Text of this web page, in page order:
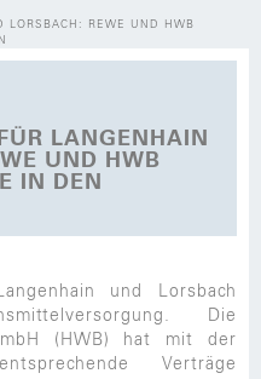
LORSBACH: REWE UND HWB
LANGENHAIN
UND HWB
IN DEN
und Lorsbach
Die
(HWB) hat mit der
Verträge